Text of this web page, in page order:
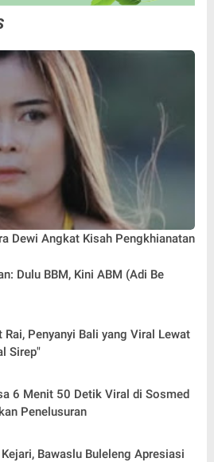
Dewi Angkat Kisah Pengkhianatan
Dulu BBM, Kini ABM (Adi Be
Rai, Penyanyi Bali yang Viral Lewat
Sirep"
6 Menit 50 Detik Viral di Sosmed
Penelusuran
Bawaslu Buleleng Apresiasi